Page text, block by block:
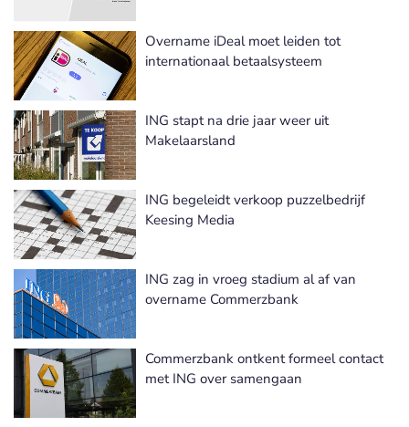
Overname iDeal moet leiden tot
internationaal betaalsysteem
ING stapt na drie jaar weer uit
Makelaarsland
ING begeleidt verkoop puzzelbedrijf
Keesing Media
ING zag in vroeg stadium al af van
overname Commerzbank
Commerzbank ontkent formeel contact
met ING over samengaan